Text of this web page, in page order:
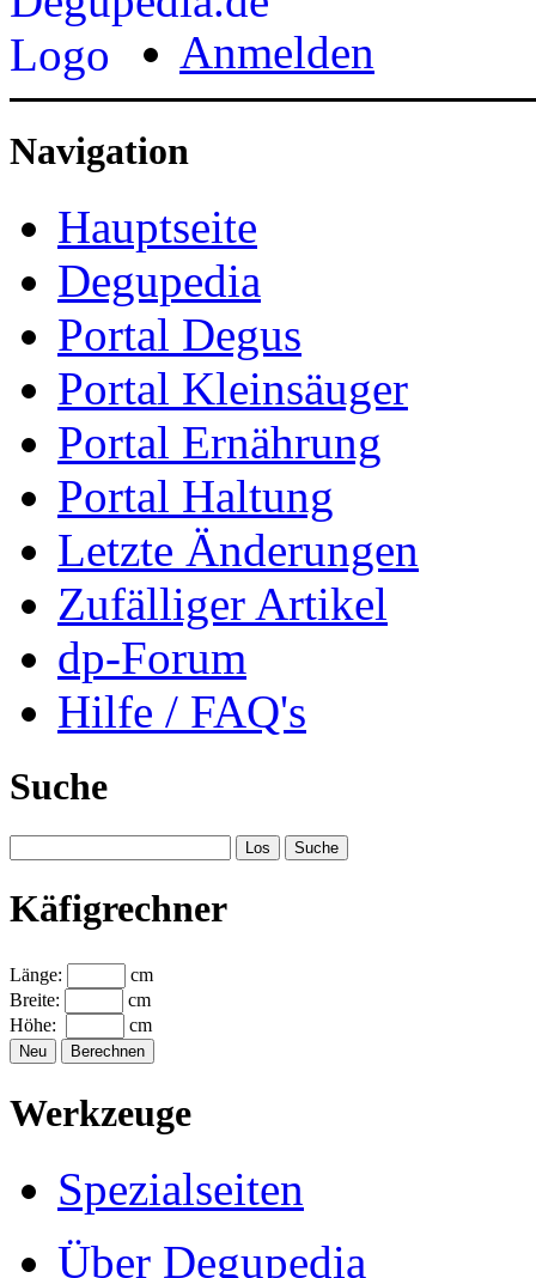
Anmelden
Navigation
Hauptseite
Degupedia
Portal Degus
Portal Kleinsäuger
Portal Ernährung
Portal Haltung
Letzte Änderungen
Zufälliger Artikel
dp-Forum
Hilfe / FAQ's
Suche
Käfigrechner
Länge:
cm
Breite:
cm
Höhe:
cm
Werkzeuge
Spezialseiten
Über Degupedia